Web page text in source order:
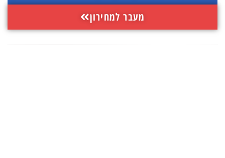
מעבר למחירון